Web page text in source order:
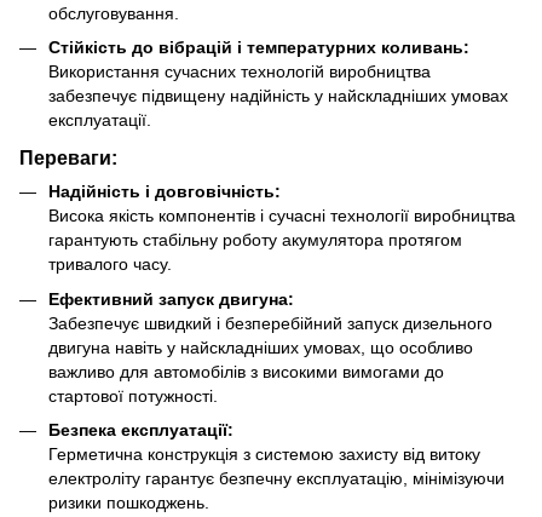
обслуговування.
Стійкість до вібрацій і температурних коливань:
Використання сучасних технологій виробництва
забезпечує підвищену надійність у найскладніших умовах
експлуатації.
Переваги:
Надійність і довговічність:
Висока якість компонентів і сучасні технології виробництва
гарантують стабільну роботу акумулятора протягом
тривалого часу.
Ефективний запуск двигуна:
Забезпечує швидкий і безперебійний запуск дизельного
двигуна навіть у найскладніших умовах, що особливо
важливо для автомобілів з високими вимогами до
стартової потужності.
Безпека експлуатації:
Герметична конструкція з системою захисту від витоку
електроліту гарантує безпечну експлуатацію, мінімізуючи
ризики пошкоджень.